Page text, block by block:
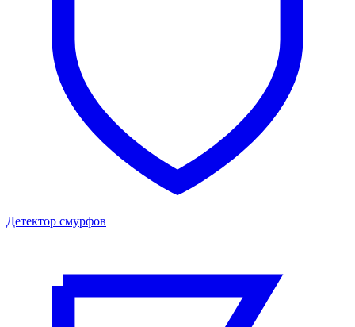
Детектор смурфов